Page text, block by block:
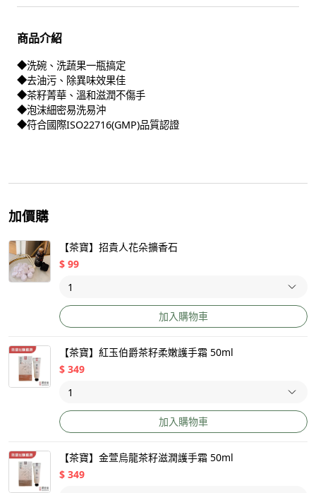
商品介紹
◆洗碗、洗蔬果一瓶搞定
◆去油污、除異味效果佳
◆茶籽菁華、溫和滋潤不傷手
◆泡沫細密易洗易沖
◆符合國際ISO22716(GMP)品質認證
加價購
【茶寶】招貴人花朵擴香石
$ 99
加入購物車
【茶寶】紅玉伯爵茶籽柔嫩護手霜 50ml
$ 349
加入購物車
【茶寶】金萱烏龍茶籽滋潤護手霜 50ml
$ 349